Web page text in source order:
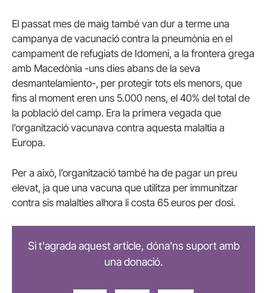
El passat mes de maig també van dur a terme una
campanya de vacunació contra la pneumònia en el
campament de refugiats de Idomeni, a la frontera grega
amb Macedònia -uns dies abans de la seva
desmantelamiento-, per protegir tots els menors, que
fins al moment eren uns 5.000 nens, el 40% del total de
la població del camp. Era la primera vegada que
l’organització vacunava contra aquesta malaltia a
Europa.
Per a això, l’organització també ha de pagar un preu
elevat, ja que una vacuna que utilitza per immunitzar
contra sis malalties alhora li costa 65 euros per dosi.
Si t'agrada aquest article, dóna'ns suport amb
una donació.